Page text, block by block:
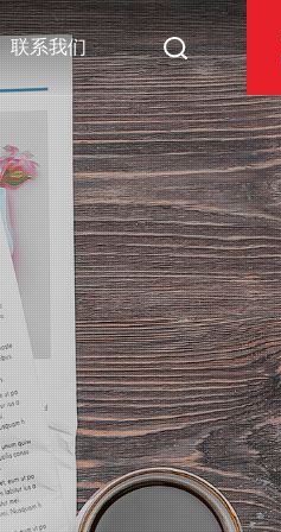
联系我们